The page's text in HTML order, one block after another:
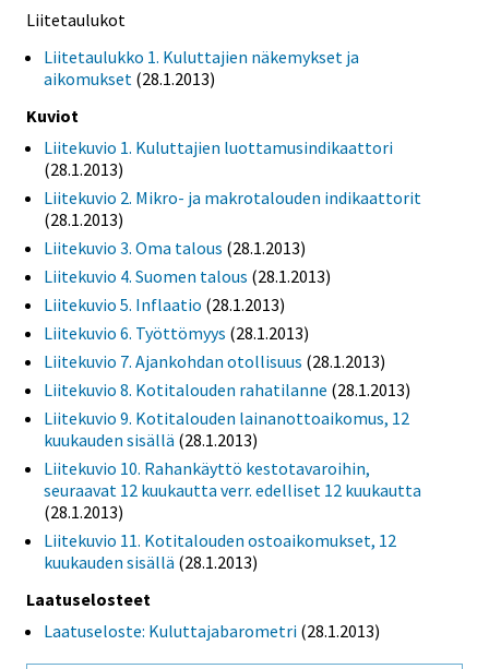
Liitetaulukot
Liitetaulukko 1. Kuluttajien näkemykset ja
aikomukset (28.1.2013)
Kuviot
Liitekuvio 1. Kuluttajien luottamusindikaattori
(28.1.2013)
Liitekuvio 2. Mikro- ja makrotalouden indikaattorit
(28.1.2013)
Liitekuvio 3. Oma talous (28.1.2013)
Liitekuvio 4. Suomen talous (28.1.2013)
Liitekuvio 5. Inflaatio (28.1.2013)
Liitekuvio 6. Työttömyys (28.1.2013)
Liitekuvio 7. Ajankohdan otollisuus (28.1.2013)
Liitekuvio 8. Kotitalouden rahatilanne (28.1.2013)
Liitekuvio 9. Kotitalouden lainanottoaikomus, 12
kuukauden sisällä (28.1.2013)
Liitekuvio 10. Rahankäyttö kestotavaroihin,
seuraavat 12 kuukautta verr. edelliset 12 kuukautta
(28.1.2013)
Liitekuvio 11. Kotitalouden ostoaikomukset, 12
kuukauden sisällä (28.1.2013)
Laatuselosteet
Laatuseloste: Kuluttajabarometri (28.1.2013)